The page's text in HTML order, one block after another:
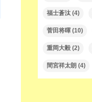
福士蒼汰 (4)
菅田将暉 (10)
重岡大毅 (2)
間宮祥太朗 (4)